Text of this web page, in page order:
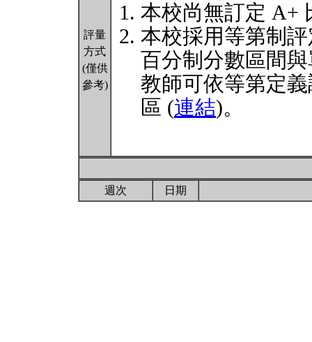
評量
方式
(僅供
參考)
本校尚無訂定 A+
本校採用等第制
百分制分數區間
教師可依等第定
區 (連結)。
週次 日期